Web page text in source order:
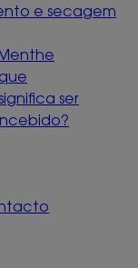
e secagem
ser